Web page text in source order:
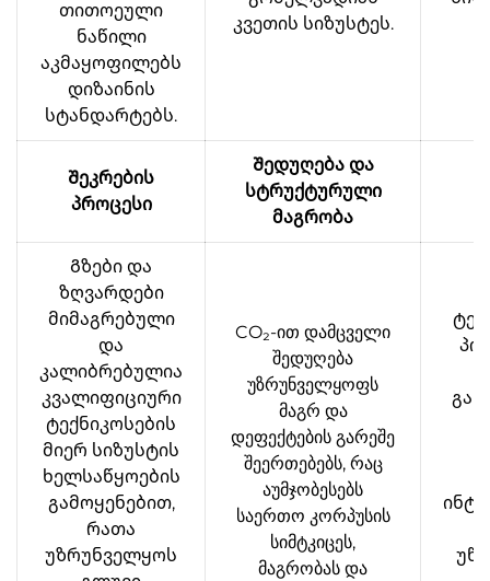
თითოეული
ნაწილი
აკმაყოფილებს
დიზაინის
სტანდარტებს.
კვეთის სიზუსტეს.
Შეკრების
პროცესი
Შედუღება და
სტრუქტურული
მაგრობა
Გზები და
ზღვარდები
მიმაგრებული
და
კალიბრებულია
კვალიფიციური
ტექნიკოსების
მიერ სიზუსტის
ხელსაწყოების
გამოყენებით,
რათა
უზრუნველყოს
CO₂-ით დამცველი
შედუღება
უზრუნველყოფს
მაგრ და
დეფექტების გარეშე
შეერთებებს, რაც
აუმჯობესებს
საერთო კორპუსის
სიმტკიცეს,
მაგრობას და